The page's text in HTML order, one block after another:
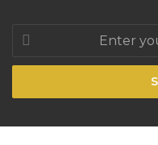
Enter
your
Email